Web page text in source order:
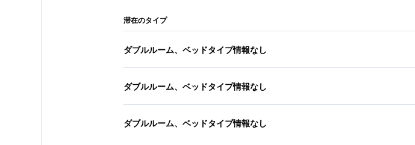
滞在のタイプ
ダブルルーム、ベッドタイプ情報なし
ダブルルーム、ベッドタイプ情報なし
ダブルルーム、ベッドタイプ情報なし